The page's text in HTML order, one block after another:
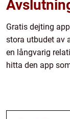
Gratis dejting
stora utbudet av
en långvarig
hitta den app